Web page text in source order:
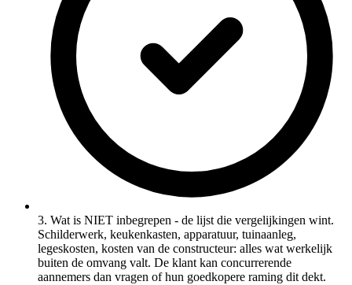
3. Wat is NIET inbegrepen - de lijst die vergelijkingen wint.
Schilderwerk, keukenkasten, apparatuur, tuinaanleg,
legeskosten, kosten van de constructeur: alles wat werkelijk
buiten de omvang valt. De klant kan concurrerende
aannemers dan vragen of hun goedkopere raming dit dekt.